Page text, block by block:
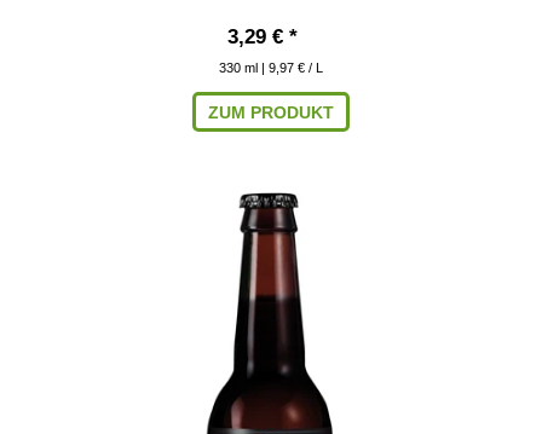
3,29 € *
330 ml | 9,97 € / L
ZUM PRODUKT